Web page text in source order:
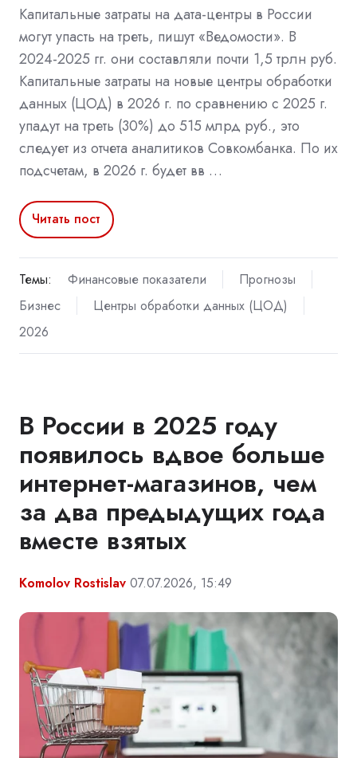
Капитальные затраты на дата-центры в России
могут упасть на треть, пишут «Ведомости». В
2024-2025 гг. они составляли почти 1,5 трлн руб.
Капитальные затраты на новые центры обработки
данных (ЦОД) в 2026 г. по сравнению с 2025 г.
упадут на треть (30%) до 515 млрд руб., это
следует из отчета аналитиков Совкомбанка. По их
подсчетам, в 2026 г. будет вв …
Читать пост
Темы: Финансовые показатели
Прогнозы
Бизнес
Центры обработки данных (ЦОД)
2026
В России в 2025 году
появилось вдвое больше
интернет-магазинов, чем
за два предыдущих года
вместе взятых
Komolov Rostislav 07.07.2026, 15:49